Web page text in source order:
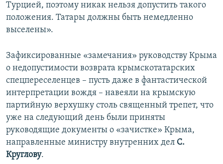
Турцией, поэтому никак нельзя допустить такого
положения. Татары должны быть немедленно
выселены».
Зафиксированные «замечания» руководству Крыма
о недопустимости возврата крымскотатарских
спецпереселенцев – пусть даже в фантастической
интерпретации вождя – навеяли на крымскую
партийную верхушку столь священный трепет, что
уже на следующий день были приняты
руководящие документы о «зачистке» Крыма,
направленные министру внутренних дел С.
Круглову.